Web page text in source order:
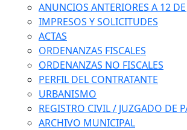
ANUNCIOS ANTERIORES A 12
IMPRESOS Y SOLICITUDES
ACTAS
ORDENANZAS FISCALES
ORDENANZAS NO FISCALES
PERFIL DEL CONTRATANTE
URBANISMO
REGISTRO CIVIL / JUZGADO DE
ARCHIVO MUNICIPAL